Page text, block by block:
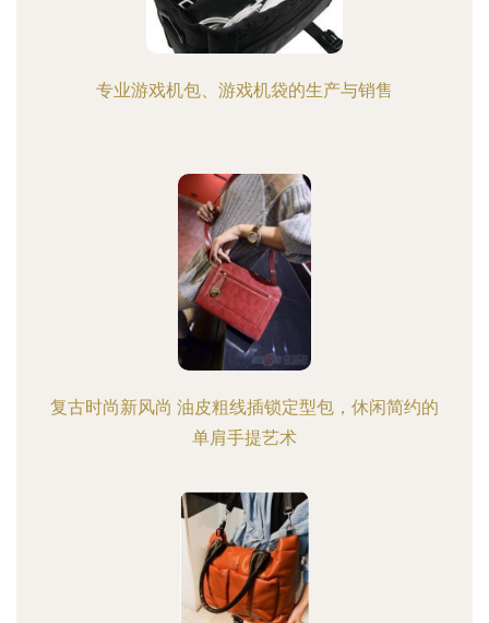
专业游戏机包、游戏机袋的生产与销售
复古时尚新风尚 油皮粗线插锁定型包，休闲简约的
单肩手提艺术